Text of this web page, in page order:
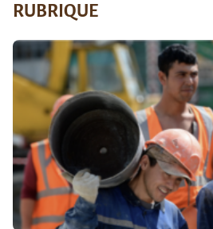
RUBRIQUE